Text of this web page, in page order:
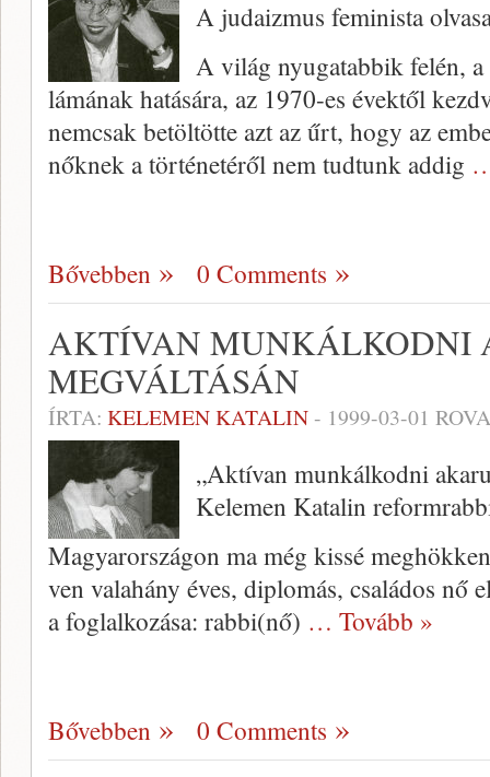
A judaizmus feminista
A világ nyugatabbik felén,
lámának hatására, az 1970-es évektől
nemcsak betöltötte azt az űrt, hogy az
nőknek a történetéről nem tud­tunk addig
Bővebben 0 Comments
AKTÍVAN MUNKÁLKODNI
MEGVÁLTÁSÁN
ÍRTA: KELEMEN KATALIN- 1999-03-01
„Aktívan munkálkodni
Kelemen Katalin
Magyarországon ma még kissé
ven valahány éves, dip­lomás, családos nő
a foglal­kozása: rabbi(nő) … Tovább »
Bővebben 0 Comments